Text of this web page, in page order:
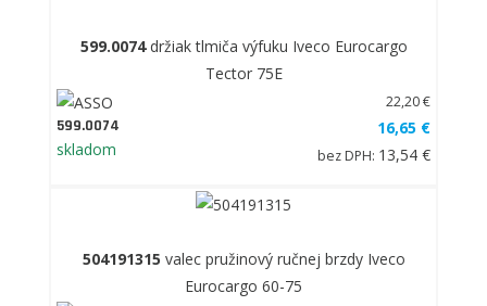
599.0074držiak tlmiča výfuku Iveco Eurocargo
Tector 75E
599.0074
skladom
22,20 €
16,65 €
bez DPH: 13,54 €
504191315 valec pružinový ručnej brzdy Iveco
Eurocargo 60-75